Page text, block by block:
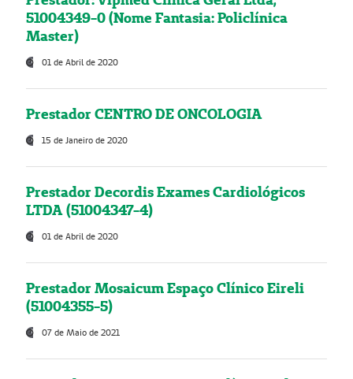
51004349-0 (Nome Fantasia: Policlínica
Master)
01 de Abril de 2020
Prestador CENTRO DE ONCOLOGIA
15 de Janeiro de 2020
Prestador Decordis Exames Cardiológicos
LTDA (51004347-4)
01 de Abril de 2020
Prestador Mosaicum Espaço Clínico Eireli
(51004355-5)
07 de Maio de 2021